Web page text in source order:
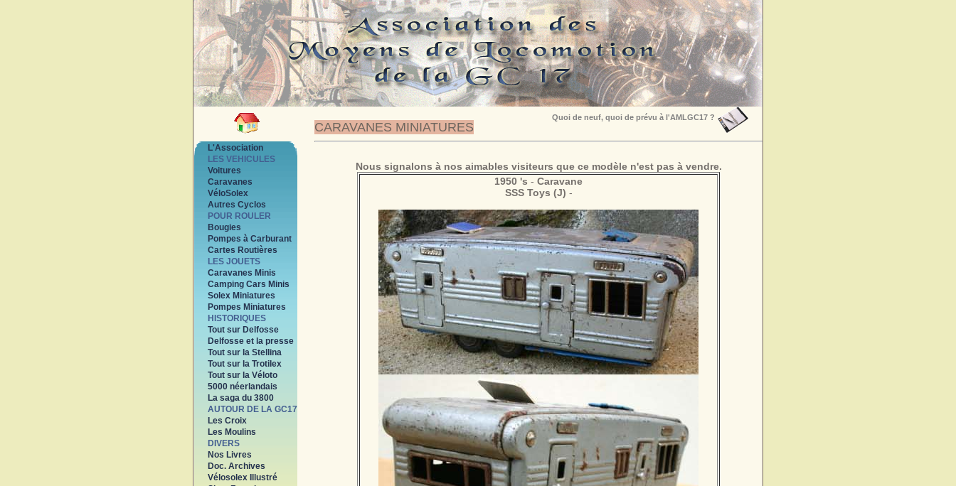
CARAVANES MINIATURES
Quoi de neuf, quoi de prévu à l'AMLGC17 ?
L'Association
LES VEHICULES
Voitures
Caravanes
VéloSolex
Autres Cyclos
POUR ROULER
Bougies
Pompes à Carburant
Cartes Routières
LES JOUETS
Caravanes Minis
Camping Cars Minis
Solex Miniatures
Pompes Miniatures
HISTORIQUES
Tout sur Delfosse
Delfosse et la presse
Tout sur la Stellina
Tout sur la Trotilex
Tout sur la Véloto
5000 néerlandais
La saga du 3800
AUTOUR DE LA GC17
Les Croix
Les Moulins
DIVERS
Nos Livres
Doc. Archives
Vélosolex Illustré
Nous signalons à nos aimables visiteurs que ce modèle n'est pas à vendre.
1950 's - Caravane
SSS Toys (J) -